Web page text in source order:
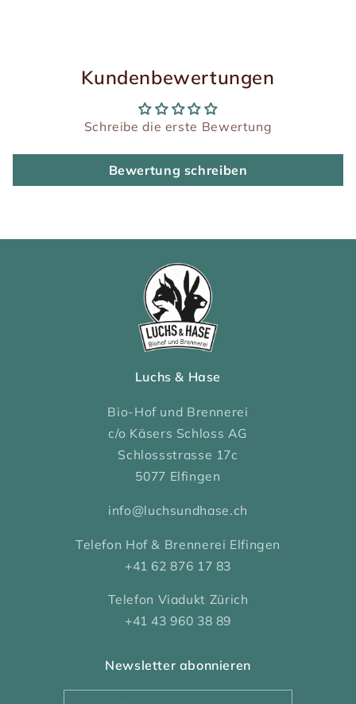
Kundenbewertungen
Schreibe die erste Bewertung
Bewertung schreiben
Luchs & Hase
Bio-Hof und Brennerei
c/o Käsers Schloss AG
Schlossstrasse 17c
5077 Elfingen
info@luchsundhase.ch
Telefon Hof & Brennerei Elfingen
+41 62 876 17 83
Telefon Viadukt Zürich
+41 43 960 38 89
Newsletter abonnieren